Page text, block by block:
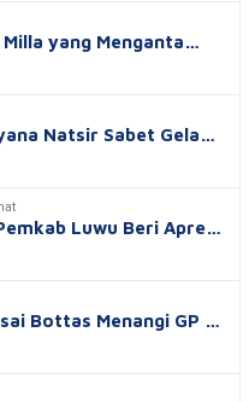
yang Menganta…
Natsir Sabet Gela…
Luwu Beri Apre…
Bottas Menangi GP …